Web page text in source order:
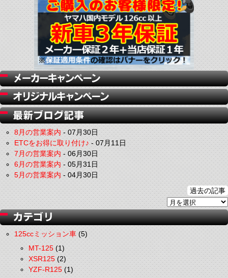
8月の営業案内-07月30日
ETCをお得に取り付け♪-07月11日
7月の営業案内-06月30日
6月の営業案内-05月31日
5月の営業案内-04月30日
過去の記事
125ccミッション車(5)
MT-125(1)
XSR125(2)
YZF-R125(1)